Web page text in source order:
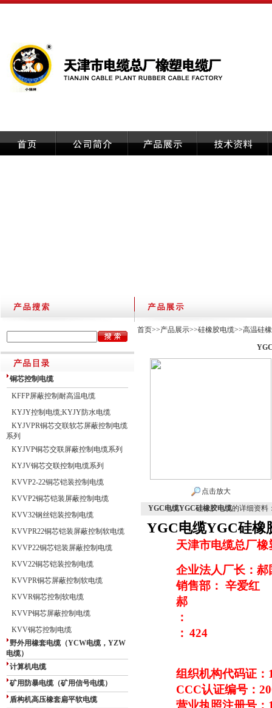
铜芯控制电缆
KFFP屏蔽控制耐高温电缆
KYJY控制电缆;KYJY防水电缆
KYJVPR铜芯交联软芯屏蔽控制电缆
系列
KYJVP铜芯交联屏蔽控制电缆系列
KYJV铜芯交联控制电缆系列
KVVP2-22铜芯铠装控制电缆
KVVP2铜芯铠装屏蔽控制电缆
KVV32钢丝铠装控制电缆
KVVPR22铜芯铠装屏蔽控制软电缆
KVVP22铜芯铠装屏蔽控制电缆
KVV22铜芯铠装控制电缆
KVVPR铜芯屏蔽控制软电缆
KVVR铜芯控制软电缆
KVVP铜芯屏蔽控制电缆
KVV铜芯控制电缆
野外用橡套电缆（YCW电缆，YZW
电缆）
计算机电缆
矿用防暴电缆（矿用信号电缆）
盾构机高压橡套扁平软电缆
首页>>产品展示>>硅橡胶电缆>>高温硅
点击放大
YGC电缆YGC硅橡胶电缆的详细资料
YGC电缆YGC硅橡
天津市电缆总厂橡
企业法人厂长：郝
销售部： 辛爱红
郝
：
： 424
组织机构代码证：
CCC认证编号：
营业执照注册号：